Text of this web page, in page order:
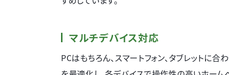
マルチデバイス対応
PCはもちろん、スマートフォン、タブレットに